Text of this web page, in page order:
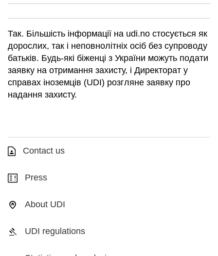
Так. Більшість інформації на udi.no стосується як
дорослих, так і неповнолітніх осіб без супроводу
батьків. Будь-які біженці з України можуть подати
заявку на отримання захисту, і Директорат у
справах іноземців (UDI) розгляне заявку про
надання захисту.
Contact us
Press
About UDI
UDI regulations